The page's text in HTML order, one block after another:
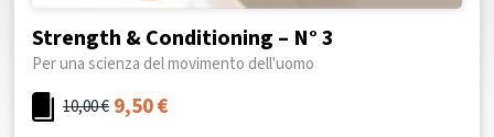
Strength & Conditioning – N° 3
Per una scienza del movimento dell'uomo
10,00€ 9,50€